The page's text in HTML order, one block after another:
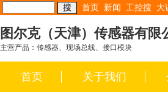
首页 新闻 工控搜 大
图尔克（天津）传感器有限
主营产品：传感器、现场总线、接口模块
首页 关于我们